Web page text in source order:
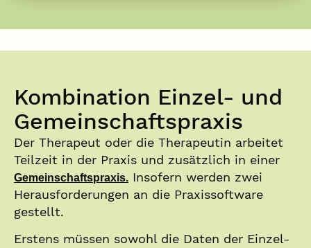
Kombination Einzel- und
Gemeinschaftspraxis​
Der Therapeut oder die Therapeutin arbeitet
Teilzeit in der Praxis und zusätzlich in einer
Gemeinschaftspraxis. Insofern werden zwei
Herausforderungen an die Praxissoftware
gestellt.
Erstens müssen sowohl die Daten der Einzel-